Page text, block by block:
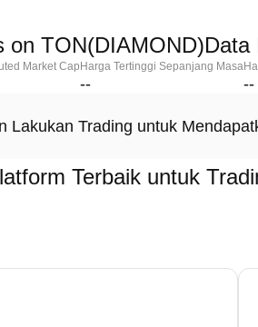
on TON(DIAMOND)Data
Market Cap Harga Tertinggi Sepanjang Masa
-- --
Lakukan Trading untuk
Terbaik untuk